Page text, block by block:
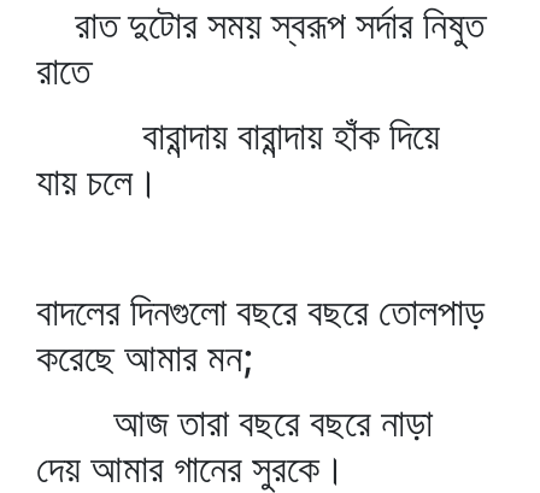
রাত দুটোর সময় স্বরূপ সর্দার নিষুত
রাতে
বারান্দায় বারান্দায় হাঁক দিয়ে
যায় চলে।
বাদলের দিনগুলো বছরে বছরে তোলপাড়
করেছে আমার মন;
আজ তারা বছরে বছরে নাড়া
দেয় আমার গানের সুরকে।